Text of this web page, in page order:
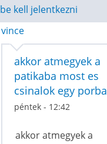
be kell jelentkezni
vince
akkor atmegyek a
patikaba most es
csinalok egy porba
péntek - 12:42
akkor atmegyek a